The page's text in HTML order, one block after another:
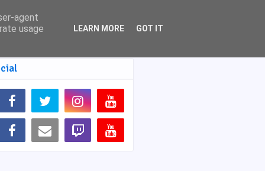
agent
usage
LEARN MORE GOT IT